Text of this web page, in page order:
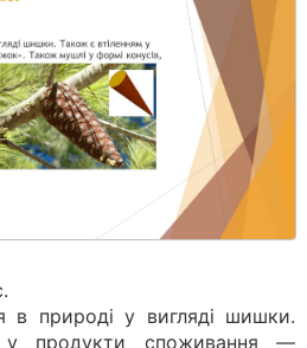
в природі у вигляді шишки.
продукти споживання —